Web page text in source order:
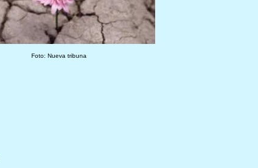
Foto: Nueva tribuna